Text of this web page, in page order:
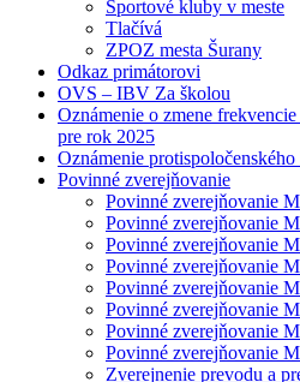
Športové kluby v meste
Tlačívá
ZPOZ mesta Šurany
Odkaz primátorovi
OVS – IBV Za školou
Oznámenie o zmene
pre rok 2025
Oznámenie protispoločenského
Povinné zverejňovanie
Povinné zverejňovanie
Povinné zverejňovanie
Povinné zverejňovanie
Povinné zverejňovanie
Povinné zverejňovanie
Povinné zverejňovanie
Povinné zverejňovanie
Povinné zverejňovanie
Zverejnenie prevodu a